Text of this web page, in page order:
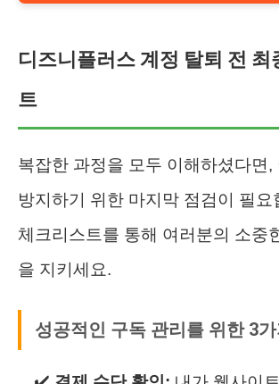
디즈니플러스 계정 탈퇴 전 최
트
복잡한 과정을 모두 이해하셨다면,
방지하기 위한 마지막 점검이 필요
체크리스트를 통해 여러분의 소중
을 지키세요.
성공적인 구독 관리를 위한 3